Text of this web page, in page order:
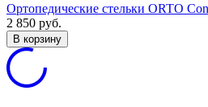
Ортопедические стельки ORTO
2 850 руб.
В корзину